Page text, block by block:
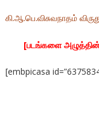
கி.ஆ.பெ.விசுவநாதம்
[படங்களை
[embpicasa